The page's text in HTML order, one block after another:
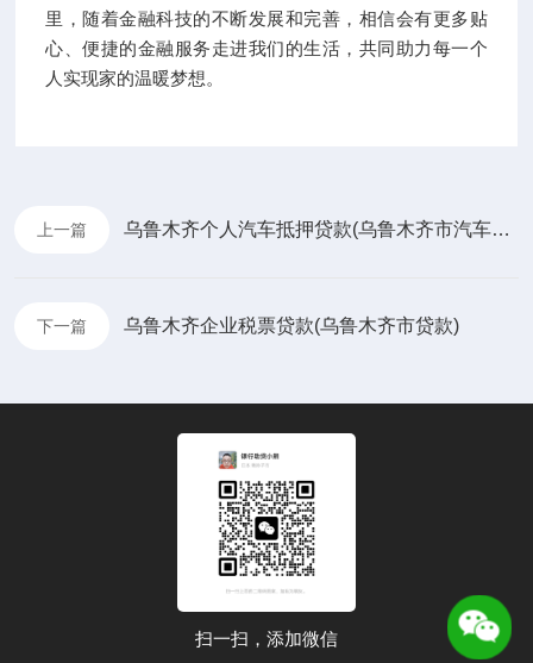
里，随着金融科技的不断发展和完善，相信会有更多贴
心、便捷的金融服务走进我们的生活，共同助力每一个
人实现家的温暖梦想。
上一篇 乌鲁木齐个人汽车抵押贷款(乌鲁木齐市汽车抵押贷款)
下一篇 乌鲁木齐企业税票贷款(乌鲁木齐市贷款)
扫一扫，添加微信